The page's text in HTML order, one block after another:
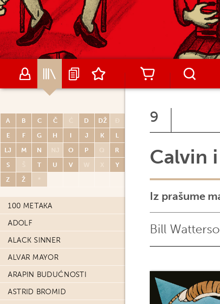
A B C Č Ć D DŽ
Đ
E
F G H I J K
L
LJ
M N NJ O P Q
R
S
Š T U V W X
Y
Z
Ž *
100 METAKA
ADOLF
ALACK SINNER
ALVAR MAYOR
ARAPIN BUDUĆNOSTI
ASTRID BROMID
9
Calvin
Iz prašume
Bill